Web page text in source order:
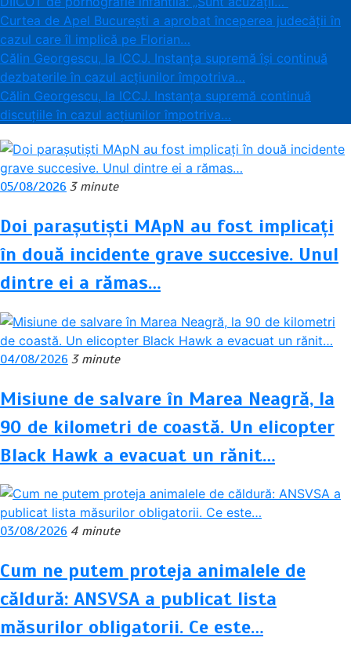
Curtea de Apel București a aprobat începerea judecății în
cazul care îl implică pe Florian…
Călin Georgescu, la ICCJ. Instanța supremă își continuă
dezbaterile în cazul acțiunilor împotriva…
Călin Georgescu, la ICCJ. Instanța supremă continuă
discuțiile în cazul acțiunilor împotriva…
05/08/2026 3 minute
Doi parașutiști MApN au fost implicați
în două incidente grave succesive. Unul
dintre ei a rămas…
04/08/2026 3 minute
Misiune de salvare în Marea Neagră, la
90 de kilometri de coastă. Un elicopter
Black Hawk a evacuat un rănit…
03/08/2026 4 minute
Cum ne putem proteja animalele de
căldură: ANSVSA a publicat lista
măsurilor obligatorii. Ce este…